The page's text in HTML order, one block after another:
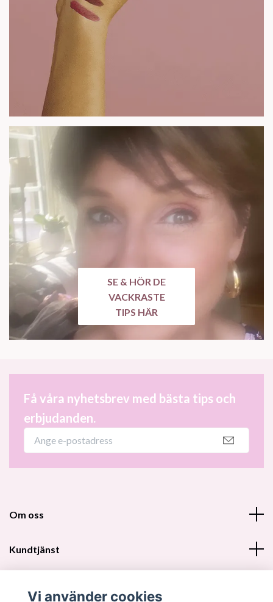
SE & HÖR DE
VACKRASTE
TIPS HÄR
Få våra nyhetsbrev med bästa tips och
erbjudanden.
Om oss
Kundtjänst
Vi använder cookies